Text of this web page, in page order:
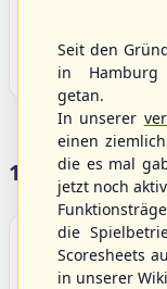
U-23 Baseball European
Championship B Pool
Germany
17 Vereine im
Seit den
in Hamburg
getan.
In unserer
einen
die es mal
jetzt noch
die
Scoresheets
in unserer